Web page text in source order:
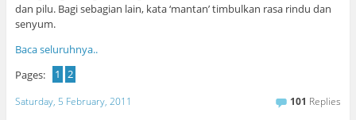
dan pilu. Bagi sebagian lain, kata ‘mantan’ timbulkan rasa rindu dan
senyum.
Baca seluruhnya..
Pages:
1 2
Saturday, 5 February, 2011 101 Replies